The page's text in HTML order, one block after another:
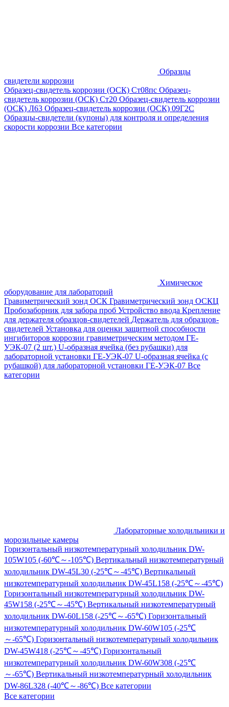
Образцы
свидетели коррозии
Образец-свидетель коррозии (ОСК) Ст08пс Образец-
свидетель коррозии (ОСК) Ст20 Образец-свидетель коррозии
(ОСК) Л63 Образец-свидетель коррозии (ОСК) 09Г2С
Образцы-свидетели (купоны) для контроля и определения
скорости коррозии Все категории
Химическое
оборудование для лабораторий
Гравиметрический зонд ОСК Гравиметрический зонд ОСКЦ
Пробозаборник для забора проб Устройство ввода Крепление
для держателя образцов-свидетелей Держатель для образцов-
свидетелей Установка для оценки защитной способности
ингибиторов коррозии гравиметрическим методом ГЕ-
УЭК-07 (2 шт.) U-образная ячейка (без рубашки) для
лабораторной установки ГЕ-УЭК-07 U-образная ячейка (с
рубашкой) для лабораторной установки ГЕ-УЭК-07 Все
категории
Лабораторные холодильники и
морозильные камеры
Горизонтальный низкотемпературный холодильник DW-
105W105 (-60℃～-105℃) Вертикальный низкотемпературный
холодильник DW-45L30 (-25℃～-45℃) Вертикальный
низкотемпературный холодильник DW-45L158 (-25℃～-45℃)
Горизонтальный низкотемпературный холодильник DW-
45W158 (-25℃～-45℃) Вертикальный низкотемпературный
холодильник DW-60L158 (-25℃～-65℃) Горизонтальный
низкотемпературный холодильник DW-60W105 (-25℃
～-65℃) Горизонтальный низкотемпературный холодильник
DW-45W418 (-25℃～-45℃) Горизонтальный
низкотемпературный холодильник DW-60W308 (-25℃
～-65℃) Вертикальный низкотемпературный холодильник
DW-86L328 (-40℃～-86℃) Все категории
Все категории